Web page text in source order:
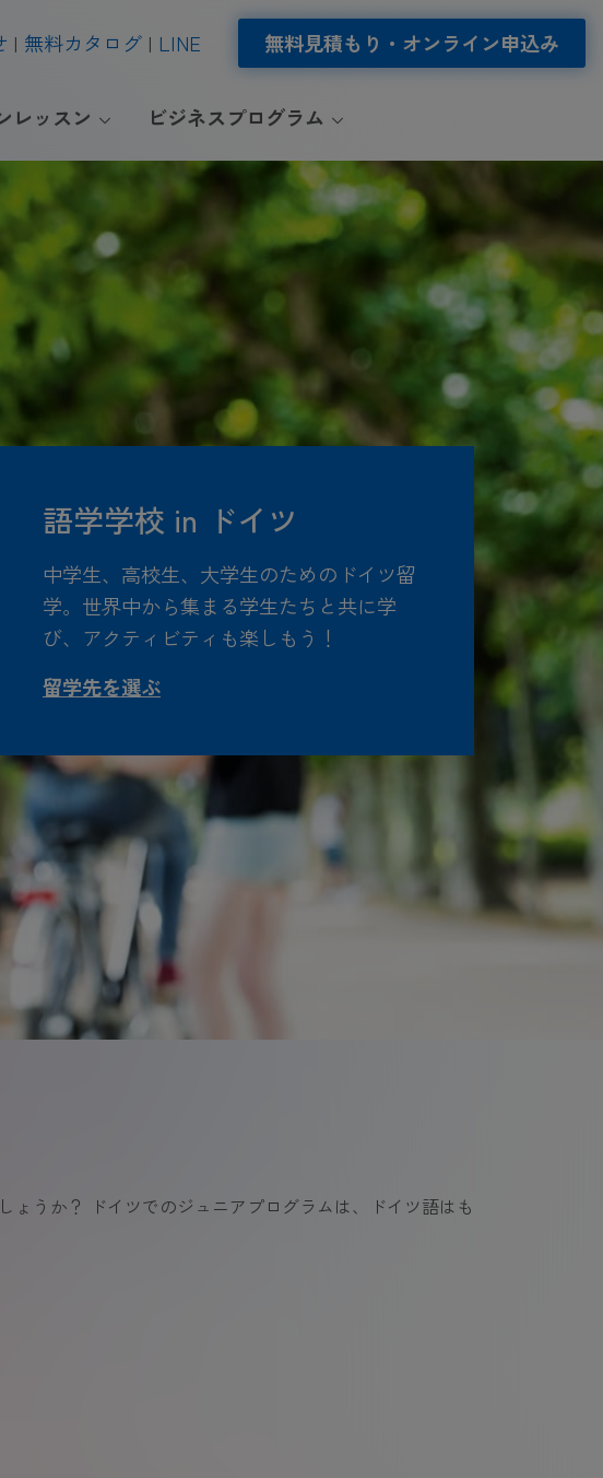
無料カタログ LINE 無料見積もり・オンライン申込み
レッスン ビジネスプログラム
語学学校 in ドイツ
中学生、高校生、大学生のためのドイツ留
学。世界中から集まる学生たちと共に学
び、アクティビティも楽しもう！
留学先を選ぶ
うか？ ドイツでのジュニアプログラムは、ドイツ語はも